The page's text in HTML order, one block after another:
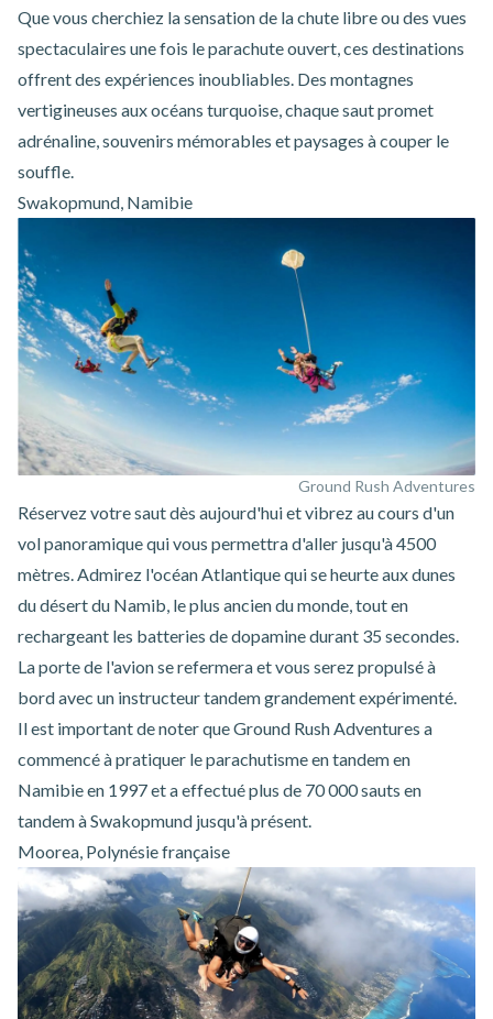
Que vous cherchiez la sensation de la chute libre ou des vues
spectaculaires une fois le parachute ouvert, ces destinations
offrent des expériences inoubliables. Des montagnes
vertigineuses aux océans turquoise, chaque saut promet
adrénaline, souvenirs mémorables et paysages à couper le
souffle.
Swakopmund, Namibie
Ground Rush Adventures
Réservez votre saut dès aujourd'hui et vibrez au cours d'un
vol panoramique qui vous permettra d'aller jusqu'à 4500
mètres. Admirez l'océan Atlantique qui se heurte aux dunes
du désert du Namib, le plus ancien du monde, tout en
rechargeant les batteries de dopamine durant 35 secondes.
La porte de l'avion se refermera et vous serez propulsé à
bord avec un instructeur tandem grandement expérimenté.
Il est important de noter que Ground Rush Adventures a
commencé à pratiquer le parachutisme en tandem en
Namibie en 1997 et a effectué plus de 70 000sauts en
tandem à Swakopmund jusqu'à présent.
Moorea, Polynésie française